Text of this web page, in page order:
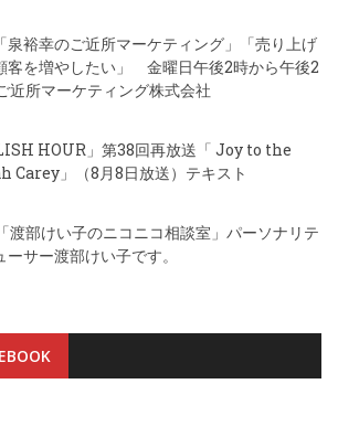
裕幸のご近所マーケティング」「売り上げ
客を増やしたい」 金曜日午後2時から午後2
所マーケティング株式会社
HOUR」第38回再放送「 Joy to the
」（8月8日放送）テキスト
部けい子のニコニコ相談室」パーソナリテ
サー渡部けい子です。